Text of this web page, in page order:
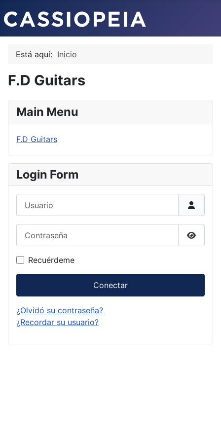
Está aquí: Inicio
F.D Guitars
Main Menu
F.D Guitars
Login Form
Recuérdeme
Conectar
¿Olvidó su contraseña?
¿Recordar su usuario?